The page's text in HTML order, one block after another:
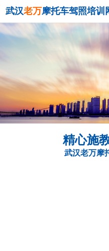
武汉老万摩托车驾照培训
精心施
武汉老万摩